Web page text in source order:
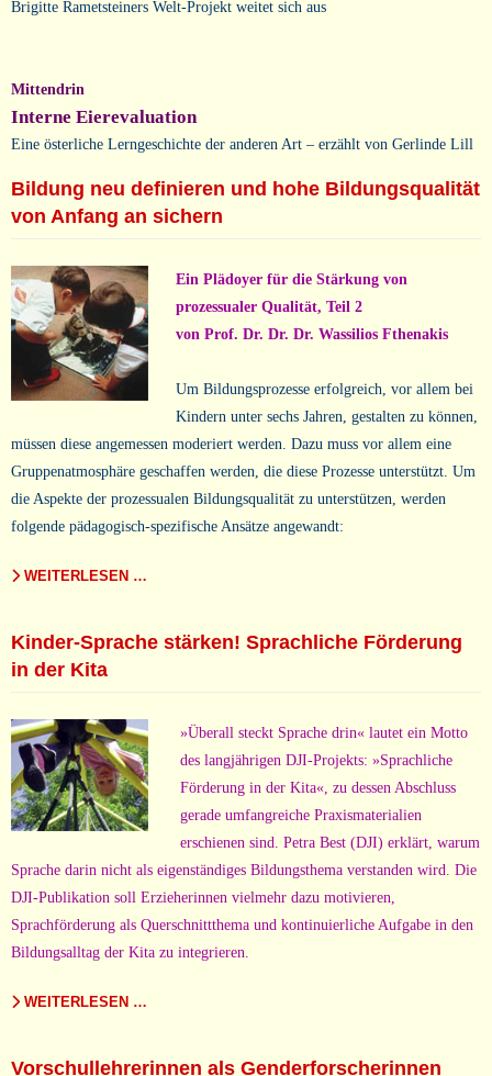
Brigitte Rametsteiners Welt-Projekt weitet sich aus
Mittendrin
Interne Eierevaluation
Eine österliche Lerngeschichte der anderen Art – erzählt von Gerlinde Lill
Bildung neu definieren und hohe Bildungsqualität
von Anfang an sichern
Ein Plädoyer für die Stärkung von
prozessualer Qualität, Teil 2
von Prof. Dr. Dr. Dr. Wassilios Fthenakis
Um Bildungsprozesse erfolgreich, vor allem bei
Kindern unter sechs Jahren, gestalten zu können,
müssen diese angemessen moderiert werden. Dazu muss vor allem eine
Gruppenatmosphäre geschaffen werden, die diese Prozesse unterstützt. Um
die Aspekte der prozessualen Bildungsqualität zu unterstützen, werden
folgende pädagogisch-spezifische Ansätze angewandt:
WEITERLESEN …
Kinder-Sprache stärken! Sprachliche Förderung
in der Kita
»Überall steckt Sprache drin« lautet ein Motto
des langjährigen DJI-Projekts: »Sprachliche
Förderung in der Kita«, zu dessen Abschluss
gerade umfangreiche Praxismaterialien
erschienen sind. Petra Best (DJI) erklärt, warum
Sprache darin nicht als eigenständiges Bildungsthema verstanden wird. Die
DJI-Publikation soll Erzieherinnen vielmehr dazu motivieren,
Sprachförderung als Querschnittthema und kontinuierliche Aufgabe in den
Bildungsalltag der Kita zu integrieren.
WEITERLESEN …
Vorschullehrerinnen als Genderforscherinnen